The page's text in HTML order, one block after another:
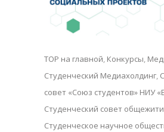
TOP на главной, Конкурсы,
Студенческий Медиахолдинг,
совет «Союз студентов» НИУ
Студенческий совет
Студенческое научное